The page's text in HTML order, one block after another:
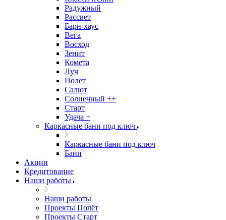
Радужный
Рассвет
Барн-хаус
Вега
Восход
Зенит
Комета
Луч
Полет
Салют
Солнечный ++
Старт
Удача +
Каркасные бани под ключ
Каркасные бани под ключ
Бани
Акции
Кредитование
Наши работы
Наши работы
Проекты Полёт
Проекты Старт